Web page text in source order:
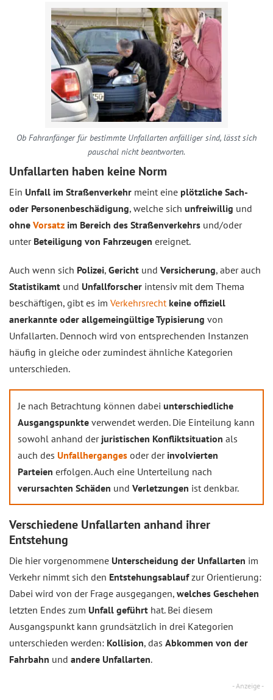
Ob Fahranfänger für bestimmte Unfallarten anfälliger sind, lässt sich
pauschal nicht beantworten.
Unfallarten haben keine Norm
Ein Unfall im Straßenverkehr meint eine plötzliche Sach-
oder Personenbeschädigung, welche sich unfreiwillig und
ohne Vorsatz im Bereich des Straßenverkehrs und/oder
unter Beteiligung von Fahrzeugen ereignet.
Auch wenn sich Polizei, Gericht und Versicherung, aber auch
Statistikamt und Unfallforscher intensiv mit dem Thema
beschäftigen, gibt es im Verkehrsrecht keine offiziell
anerkannte oder allgemeingültige Typisierung von
Unfallarten. Dennoch wird von entsprechenden Instanzen
häufig in gleiche oder zumindest ähnliche Kategorien
unterschieden.
Je nach Betrachtung können dabei unterschiedliche
Ausgangspunkte verwendet werden. Die Einteilung kann
sowohl anhand der juristischen Konfliktsituation als
auch des Unfallherganges oder der involvierten
Parteien erfolgen. Auch eine Unterteilung nach
verursachten Schäden und Verletzungen ist denkbar.
Verschiedene Unfallarten anhand ihrer
Entstehung
Die hier vorgenommene Unterscheidung der Unfallarten im
Verkehr nimmt sich den Entstehungsablaufzur Orientierung:
Dabei wird von der Frage ausgegangen, welches Geschehen
letzten Endes zum Unfall geführt hat. Bei diesem
Ausgangspunkt kann grundsätzlich in drei Kategorien
unterschieden werden: Kollision, das Abkommen von der
Fahrbahn und andere Unfallarten.